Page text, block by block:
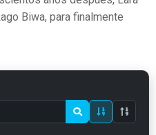
Biwa, para finalmente